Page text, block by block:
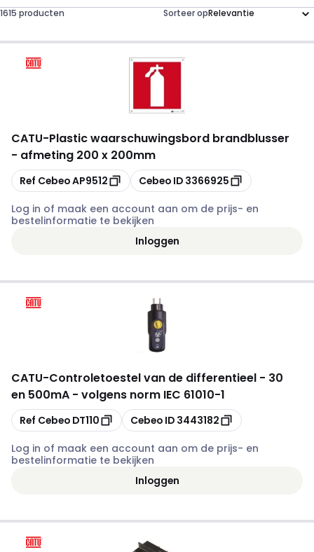
1615 producten Sorteer op
CATU-Plastic waarschuwingsbord brandblusser
- afmeting 200 x 200mm
Kopiëren
Ref CebeoAP9512 Kopiëren
Cebeo ID 3366925
Log in of maak een account aan om de prijs- en
bestelinformatie te bekijken
Inloggen
CATU-Controletoestel van de differentieel - 30
en 500mA - volgens norm IEC 61010-1
Kopiëren
Ref Cebeo DT110 Kopiëren
Cebeo ID 3443182
Log in of maak een account aan om de prijs- en
bestelinformatie te bekijken
Inloggen